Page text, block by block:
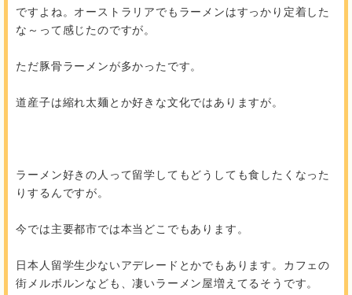
ですよね。オーストラリアでもラーメンはすっかり定着した
な～って感じたのですが。
ただ豚骨ラーメンが多かったです。
道産子は縮れ太麺とか好きな文化ではありますが。
ラーメン好きの人って留学してもどうしても食したくなった
りするんですが。
今では主要都市では本当どこでもあります。
日本人留学生少ないアデレードとかでもあります。カフェの
街メルボルンなども、凄いラーメン屋増えてるそうです。